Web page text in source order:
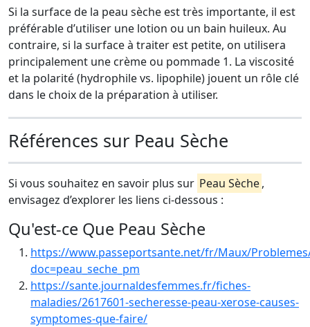
Si la surface de la peau sèche est très importante, il est
préférable d’utiliser une lotion ou un bain huileux. Au
contraire, si la surface à traiter est petite, on utilisera
principalement une crème ou pommade 1. La viscosité
et la polarité (hydrophile vs. lipophile) jouent un rôle clé
dans le choix de la préparation à utiliser.
Références sur Peau Sèche
Si vous souhaitez en savoir plus sur Peau Sèche,
envisagez d’explorer les liens ci-dessous :
Qu'est-ce Que Peau Sèche
https://www.passeportsante.net/fr/Maux/
doc=peau_seche_pm
https://sante.journaldesfemmes.fr/fiches-
maladies/2617601-secheresse-peau-xerose-causes-
symptomes-que-faire/